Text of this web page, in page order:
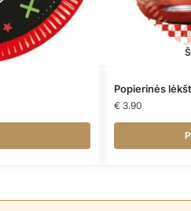
Popierinės
€ 3.90